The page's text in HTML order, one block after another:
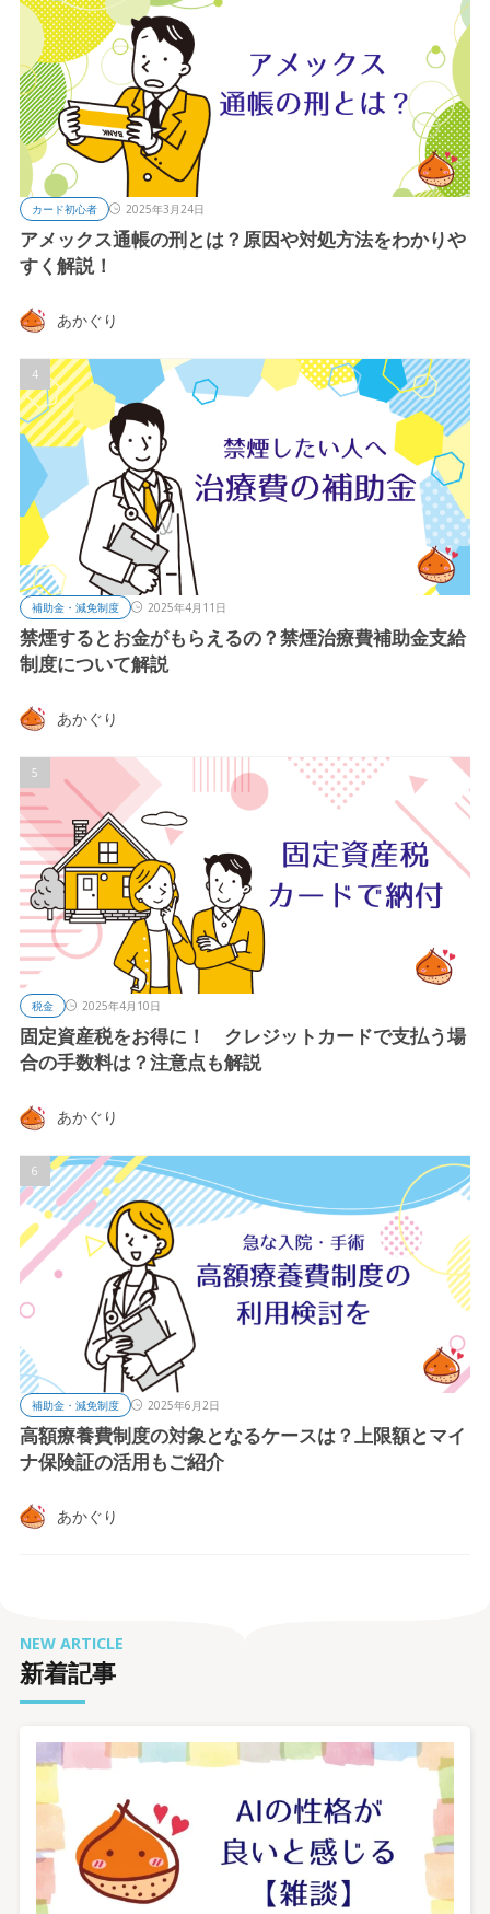
カード初心者 2025年3月24日
アメックス通帳の刑とは？原因や対処方法をわかりや
すく解説！
あかぐり
補助金・減免制度 2025年4月11日
禁煙するとお金がもらえるの？禁煙治療費補助金支給
制度について解説
あかぐり
税金 2025年4月10日
固定資産税をお得に！ クレジットカードで支払う場
合の手数料は？注意点も解説
あかぐり
補助金・減免制度 2025年6月2日
高額療養費制度の対象となるケースは？上限額とマイ
ナ保険証の活用もご紹介
あかぐり
新着記事
NEW ARTICLE